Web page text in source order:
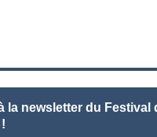
la newsletter du Festival